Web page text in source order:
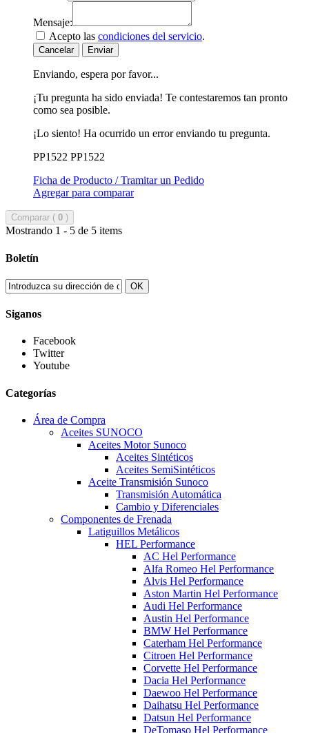
Mensaje:
Acepto las condiciones del servicio.
Cancelar Enviar
Enviando, espera por favor...
¡Tu pregunta ha sido enviada! Te contestaremos tan pronto
como sea posible.
¡Lo siento! Ha ocurrido un error enviando tu pregunta.
PP1522 PP1522
Ficha de Producto / Tramitar un Pedido
Agregar para comparar
Comparar ( 0 )
Mostrando 1 - 5 de 5 items
Boletín
OK
Siganos
Facebook
Twitter
Youtube
Categorías
Área de Compra
Aceites SUNOCO
Aceites Motor Sunoco
Aceites Sintéticos
Aceites SemiSintéticos
Aceite Transmisión Sunoco
Transmisión Automática
Cambio y Diferenciales
Componentes de Frenada
Latiguillos Metálicos
HEL Performance
AC Hel Performance
Alfa Romeo Hel Performance
Alvis Hel Performance
Aston Martin Hel Performance
Audi Hel Performance
Austin Hel Performance
BMW Hel Performance
Caterham Hel Performance
Citroen Hel Performance
Corvette Hel Performance
Dacia Hel Performance
Daewoo Hel Performance
Daihatsu Hel Performance
Datsun Hel Performance
DeTomaso Hel Performance